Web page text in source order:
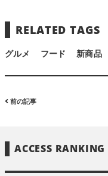
RELATED TAGS
グルメ フード 新商品
前の記事
ACCESS RANKING